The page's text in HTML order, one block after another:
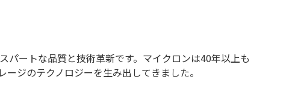
パートな品質と技術革新です。マイクロンは40年以上も
ジのテクノロジーを生み出してきました。